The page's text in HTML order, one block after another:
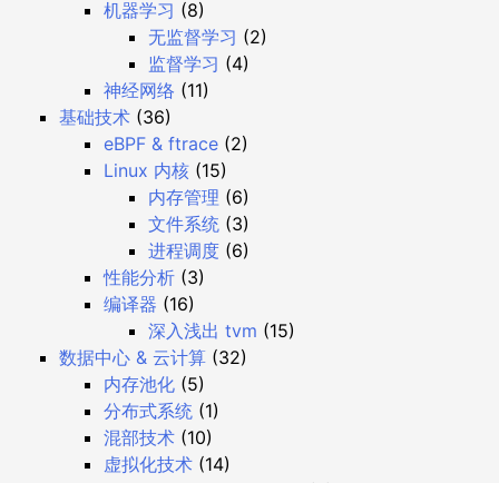
机器学习 (8)
无监督学习 (2)
监督学习 (4)
神经网络 (11)
基础技术 (36)
eBPF & ftrace (2)
Linux 内核 (15)
内存管理 (6)
文件系统 (3)
进程调度 (6)
性能分析 (3)
编译器 (16)
深入浅出 tvm (15)
数据中心 & 云计算 (32)
内存池化 (5)
分布式系统 (1)
混部技术 (10)
虚拟化技术 (14)